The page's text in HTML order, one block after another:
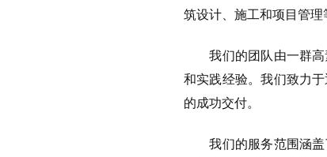
筑设计、施工和项目管理
我们的团队由一群高
和实践经验。我们致力
的成功交付。
我们的服务范围涵盖